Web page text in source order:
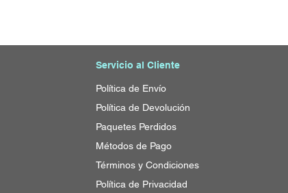
Servicio al Cliente
Política de Envío
Política de Devolución
Paquetes Perdidos
Métodos de Pago
Términos y Condiciones
Política de Privacidad